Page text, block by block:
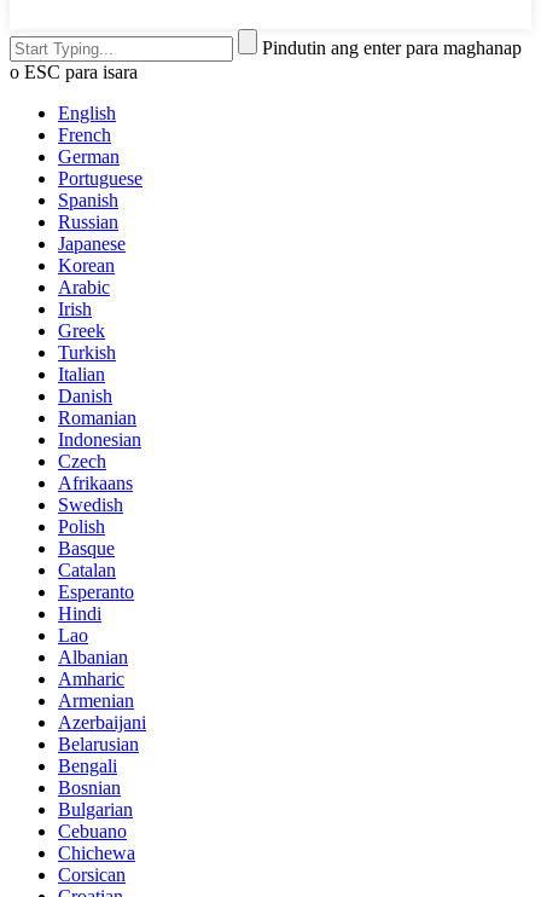
Pindutin ang enter para maghanap
o ESC para isara
English
French
German
Portuguese
Spanish
Russian
Japanese
Korean
Arabic
Irish
Greek
Turkish
Italian
Danish
Romanian
Indonesian
Czech
Afrikaans
Swedish
Polish
Basque
Catalan
Esperanto
Hindi
Lao
Albanian
Amharic
Armenian
Azerbaijani
Belarusian
Bengali
Bosnian
Bulgarian
Cebuano
Chichewa
Corsican